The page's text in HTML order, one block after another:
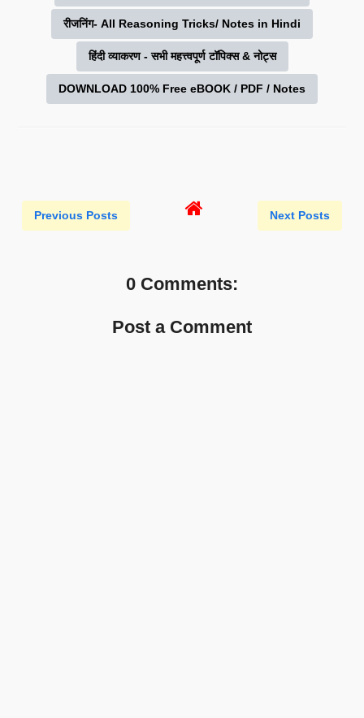
रीजनिंग- All Reasoning Tricks/ Notes in Hindi
हिंदी व्याकरण - सभी महत्त्वपूर्ण टॉपिक्स & नोट्स
DOWNLOAD 100% Free eBOOK / PDF / Notes
Previous Posts Next Posts
0 Comments:
Post a Comment